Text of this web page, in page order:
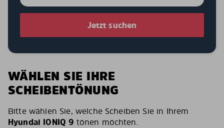
Jetzt suchen
WÄHLEN SIE IHRE
SCHEIBENTÖNUNG
Bitte wählen Sie, welche Scheiben Sie in Ihrem
Hyundai IONIQ 9 tönen möchten.